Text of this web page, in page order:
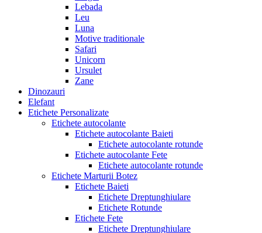
Lebada
Leu
Luna
Motive traditionale
Safari
Unicorn
Ursulet
Zane
Dinozauri
Elefant
Etichete Personalizate
Etichete autocolante
Etichete autocolante Baieti
Etichete autocolante rotunde
Etichete autocolante Fete
Etichete autocolante rotunde
Etichete Marturii Botez
Etichete Baieti
Etichete Dreptunghiulare
Etichete Rotunde
Etichete Fete
Etichete Dreptunghiulare